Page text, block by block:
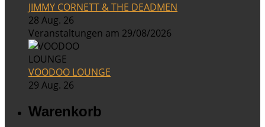
JIMMY CORNETT & THE DEADMEN
28 Aug. 26
Veranstaltungen am 29/08/2026
VOODOO LOUNGE
29 Aug. 26
Warenkorb